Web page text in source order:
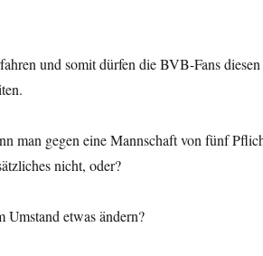
und somit dürfen die BVB-Fans
man gegen eine Mannschaft von fünf
nicht, oder?
Umstand etwas ändern?